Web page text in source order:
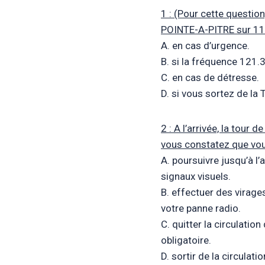
1 : (Pour cette
POINTE-A-PITRE sur
A. en cas d’urgence.
B. si la fréquence
C. en cas de détresse.
D. si vous sortez de la
2 : A l’arrivée, la tour
vous constatez que
A. poursuivre jusqu’à
signaux visuels.
B. effectuer des
votre panne radio.
C. quitter la circulation
obligatoire.
D. sortir de la